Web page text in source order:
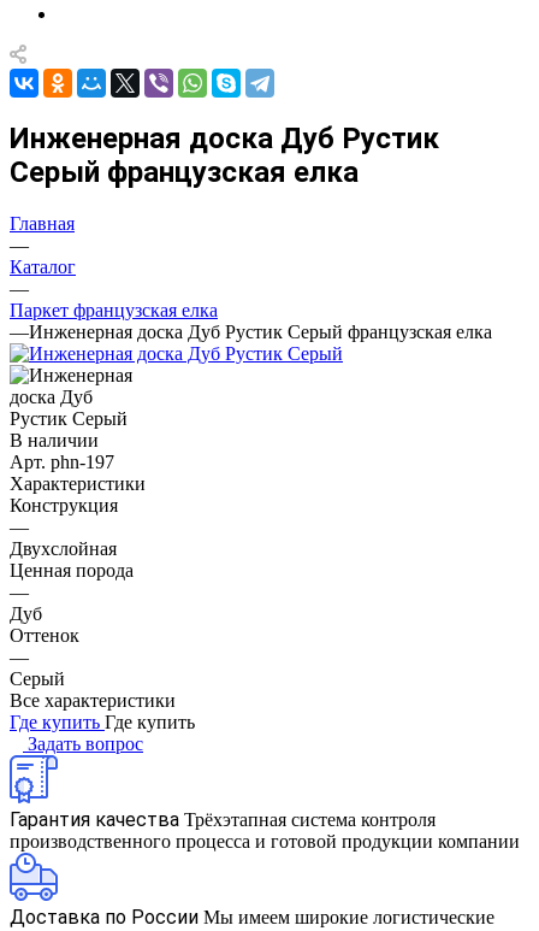
Инженерная доска Дуб Рустик
Серый французская елка
Главная
—
Каталог
—
Паркет французская елка
—Инженерная доска Дуб Рустик Серый французская елка
В наличии
Арт. phn-197
Характеристики
Конструкция
—
Двухслойная
Ценная порода
—
Дуб
Оттенок
—
Серый
Все характеристики
Где купить Где купить
Задать вопрос
Гарантия качества Трёхэтапная система контроля
производственного процесса и готовой продукции компании
Доставка по России Мы имеем широкие логистические